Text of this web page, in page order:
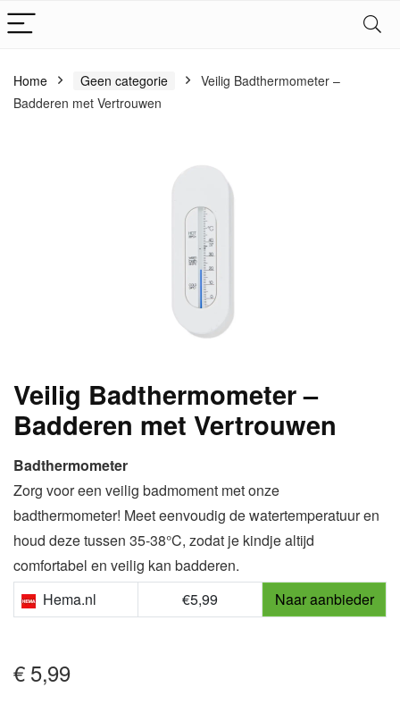
Home Geen categorie
Veilig Badthermometer –
Badderen met Vertrouwen
Veilig Badthermometer –
Badderen met Vertrouwen
Badthermometer
Zorg voor een veilig badmoment met onze
badthermometer! Meet eenvoudig de watertemperatuur en
houd deze tussen 35-38°C, zodat je kindje altijd
comfortabel en veilig kan badderen.
Hema.nl
€5,99 Naar aanbieder
€5,99